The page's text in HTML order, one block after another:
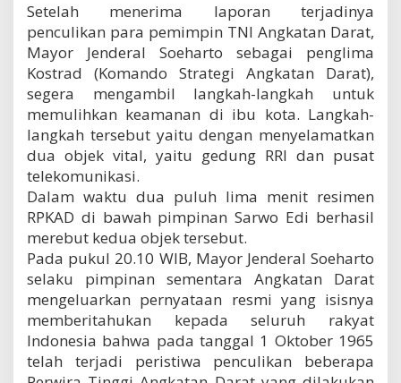
Setelah menerima laporan terjadinya
penculikan para pemimpin TNI Angkatan Darat,
Mayor Jenderal Soeharto sebagai penglima
Kostrad (Komando Strategi Angkatan Darat),
segera mengambil langkah-langkah untuk
memulihkan keamanan di ibu kota. Langkah-
langkah tersebut yaitu dengan menyelamatkan
dua objek vital, yaitu gedung RRI dan pusat
telekomunikasi.
Dalam waktu dua puluh lima menit resimen
RPKAD di bawah pimpinan Sarwo Edi berhasil
merebut kedua objek tersebut.
Pada pukul 20.10 WIB, Mayor Jenderal Soeharto
selaku pimpinan sementara Angkatan Darat
mengeluarkan pernyataan resmi yang isisnya
memberitahukan kepada seluruh rakyat
Indonesia bahwa pada tanggal 1 Oktober 1965
telah terjadi peristiwa penculikan beberapa